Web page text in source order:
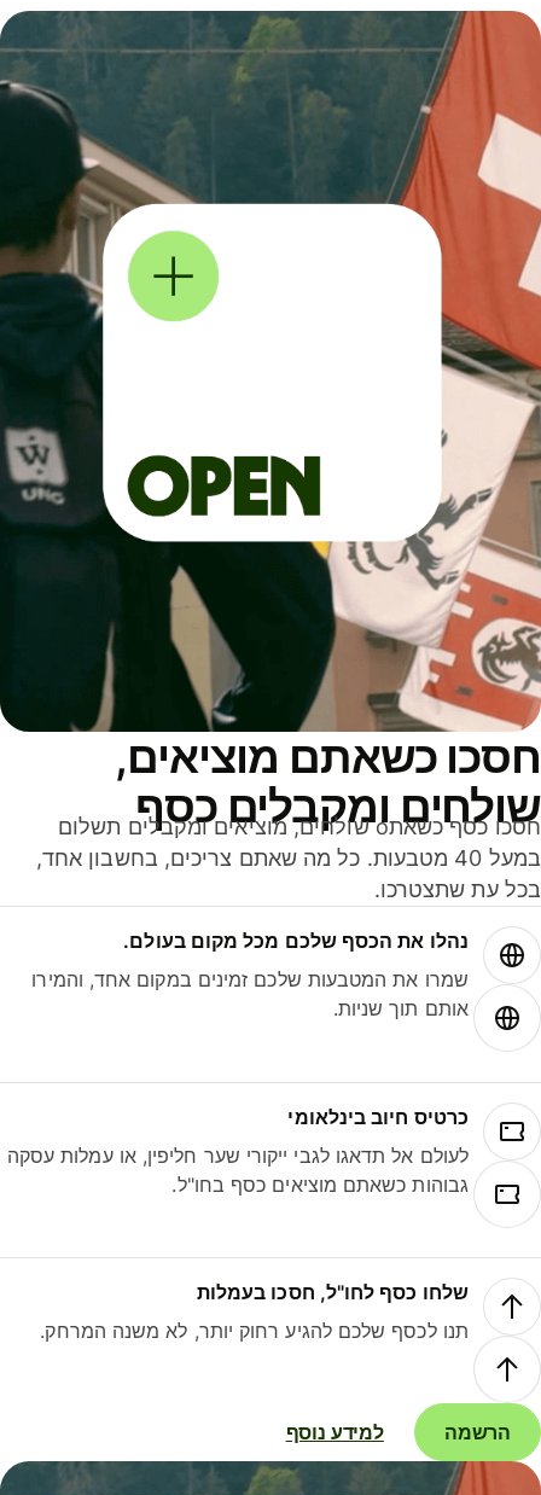
כשאתם מוציאים,
ומקבלים כסף
חסכו כסף כשאתo שולחים, מוציאים ומקבלים תשלום
במעל 40 מטבעות. כל מה שאתם צריכים, בחשבון אחד,
עת שתצטרכו.
נהלו את הכסף שלכם מכל מקום בעולם.
שמרו את המטבעות שלכם זמינים במקום אחד, והמירו
אותם תוך שניות.
כרטיס חיוב בינלאומי
לעולם אל תדאגו לגבי ייקורי שער חליפין, או עמלות עסקה
גבוהות כשאתם מוציאים כסף בחו"ל.
שלחו כסף לחו"ל, חסכו בעמלות
תנו לכסף שלכם להגיע רחוק יותר, לא משנה המרחק.
הרשמה למידע נוסף